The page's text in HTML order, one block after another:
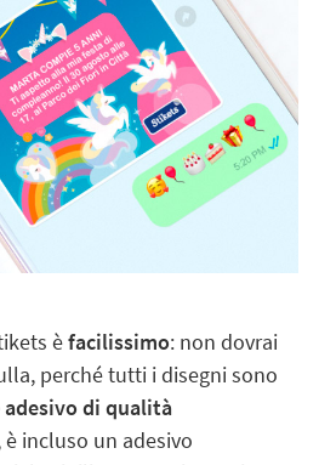
èfacilissimo: non dovrai
perché tutti i disegni sono
di qualità
incluso un adesivo